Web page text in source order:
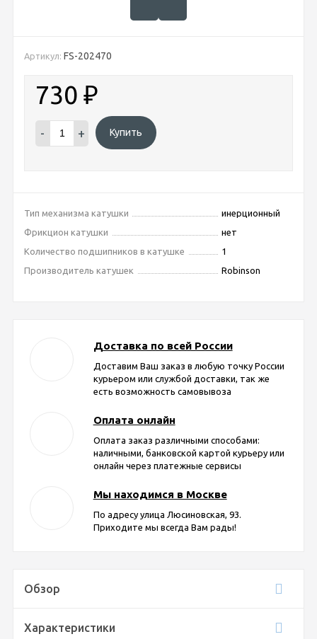
Артикул: FS-202470
730 ₽
- + Купить
Тип механизма катушки
инерционный
Фрикцион катушки
нет
Количество подшипников в катушке
1
Производитель катушек
Robinson
Доставка по всей России
Доставим Ваш заказ в любую точку России
курьером или службой доставки, так же
есть возможность самовывоза
Оплата онлайн
Оплата заказ различными способами:
наличными, банковской картой курьеру или
онлайн через платежные сервисы
Мы находимся в Москве
По адресу улица Люсиновская, 93.
Приходите мы всегда Вам рады!
Обзор
Характеристики